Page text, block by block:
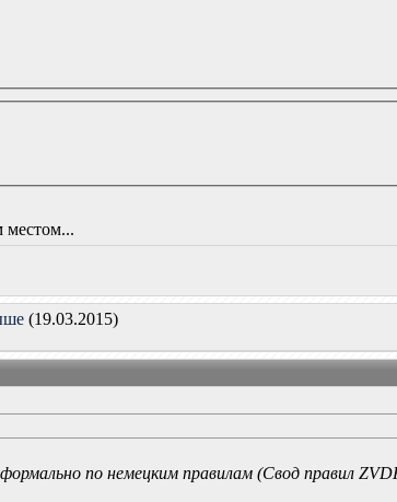
местом...
(19.03.2015)
по немецким правилам (Свод правил